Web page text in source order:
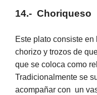
14.- Choriqueso
Este plato consiste
chorizo y trozos de
que se coloca como
Tradicionalmente se
acompañar con un